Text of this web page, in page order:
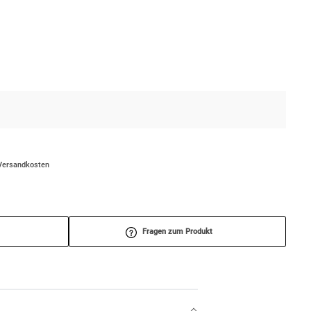
Fragen zum Produkt